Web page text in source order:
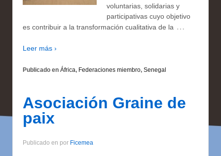
voluntarias, solidarias y
participativas cuyo objetivo
es contribuir a la transformación cualitativa de la …
Leer más ›
Publicado en África, Federaciones miembro, Senegal
Asociación Graine de
paix
Publicado en por Ficemea